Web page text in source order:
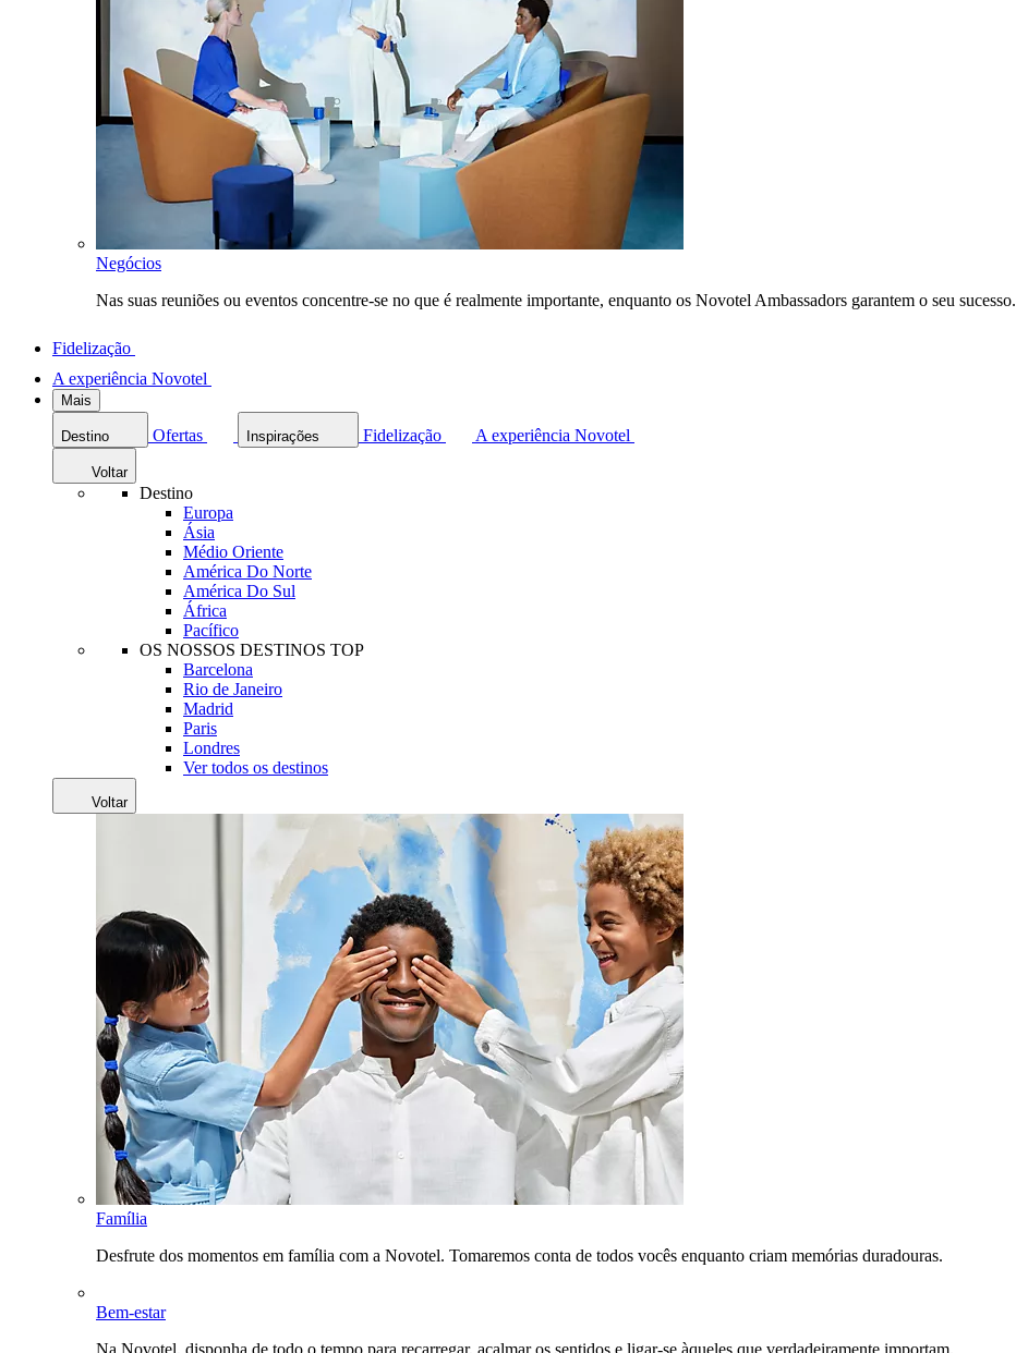
Negócios
Nas suas reuniões ou eventos concentre-se no que é realmente importante, enquanto os Novotel Ambassadors garantem o seu sucesso.
Fidelização
A experiência Novotel
Mais
Destino Ofertas Inspirações Fidelização A experiência Novotel
Voltar
Destino
Europa
Ásia
Médio Oriente
América Do Norte
América Do Sul
África
Pacífico
OS NOSSOS DESTINOS TOP
Barcelona
Rio de Janeiro
Madrid
Paris
Londres
Ver todos os destinos
Voltar
Família
Desfrute dos momentos em família com a Novotel. Tomaremos conta de todos vocês enquanto criam memórias duradouras.
Bem-estar
Na Novotel, disponha de todo o tempo para recarregar, acalmar os sentidos e ligar-se àqueles que verdadeiramente importam.